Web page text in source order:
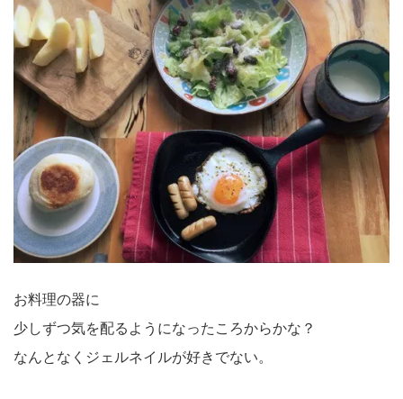
お料理の器に
少しずつ気を配るようになったころからかな？
なんとなくジェルネイルが好きでない。